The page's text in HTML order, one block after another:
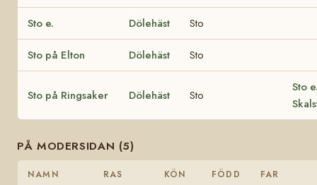
Sto e. Dölehäst Sto
Sto på Elton Dölehäst Sto
Sto på Ringsaker Dölehäst Sto
Sto
PÅ MODERSIDAN (5)
NAMN RAS KÖN FÖDD FAR